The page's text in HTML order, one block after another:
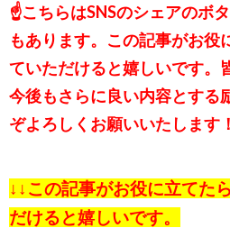
☝こちらはSNSのシェアのボ
もあります。この記事がお役
ていただけると嬉しいです。
今後もさらに良い内容とする
ぞよろしくお願いいたします
↓↓この記事がお役に立てた
だけると嬉しいです。